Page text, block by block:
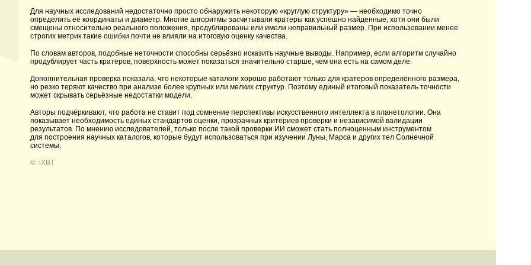
Для научных исследований недостаточно просто обнаружить некоторую «круглую структуру» — необходимо точно
определить её координаты и диаметр. Многие алгоритмы засчитывали кратеры как успешно найденные, хотя они были
смещены относительно реального положения, продублированы или имели неправильный размер. При использовании менее
строгих метрик такие ошибки почти не влияли на итоговую оценку качества.
По словам авторов, подобные неточности способны серьёзно исказить научные выводы. Например, если алгоритм случайно
продублирует часть кратеров, поверхность может показаться значительно старше, чем она есть на самом деле.
Дополнительная проверка показала, что некоторые каталоги хорошо работают только для кратеров определённого размера,
но резко теряют качество при анализе более крупных или мелких структур. Поэтому единый итоговый показатель точности
может скрывать серьёзные недостатки модели.
Авторы подчёркивают, что работа не ставит под сомнение перспективы искусственного интеллекта в планетологии. Она
показывает необходимость единых стандартов оценки, прозрачных критериев проверки и независимой валидации
результатов. По мнению исследователей, только после такой проверки ИИ сможет стать полноценным инструментом
для построения научных каталогов, которые будут использоваться при изучении Луны, Марса и других тел Солнечной
системы.
© iXBT